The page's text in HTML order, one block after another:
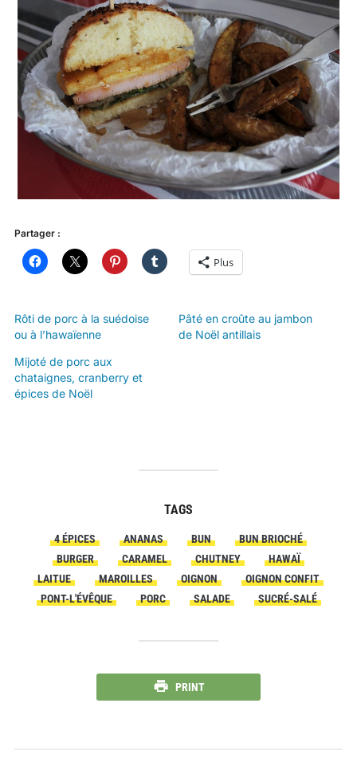
Partager :
Plus
Rôti de porc à la suédoise
ou à l’hawaïenne
Pâté en croûte au jambon
de Noël antillais
Mijoté de porc aux
chataignes, cranberry et
épices de Noël
TAGS
4 ÉPICES ANANAS BUN
BUN BRIOCHÉ
BURGER
CARAMEL CHUTNEY
HAWAÏ
LAITUE
MAROILLES OIGNON
OIGNON CONFIT
PONT-L'ÉVÊQUE
PORC SALADE SUCRÉ-SALÉ
PRINT